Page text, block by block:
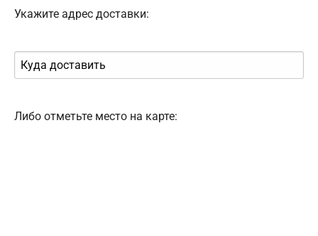
Укажите адрес доставки:
Либо отметьте место на карте: